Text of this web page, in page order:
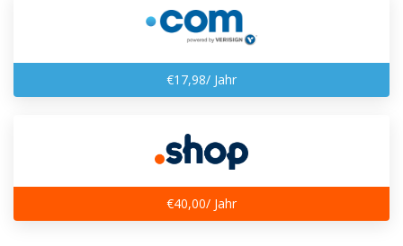
€17,98/ Jahr
€40,00/ Jahr